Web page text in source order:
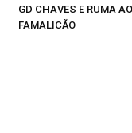
GD CHAVES E RUMA
FAMALICÃO